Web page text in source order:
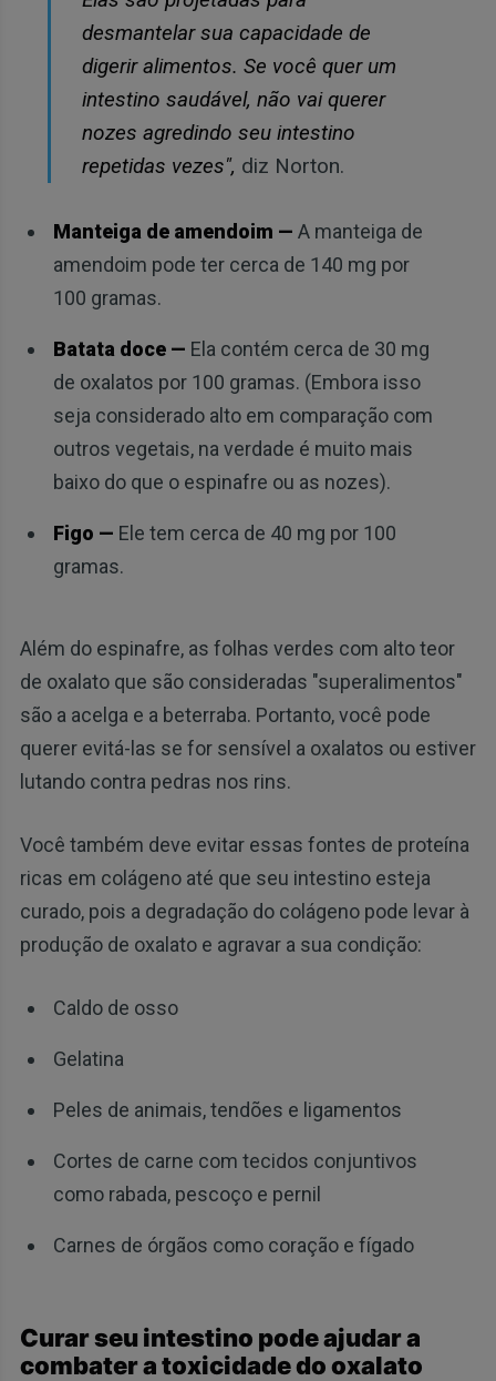
desmantelar sua capacidade de
digerir alimentos. Se você quer um
intestino saudável, não vai querer
nozes agredindo seu intestino
repetidas vezes", diz Norton.
Manteiga de amendoim — A manteiga de
amendoim pode ter cerca de 140 mg por
100 gramas.
Batata doce — Ela contém cerca de 30 mg
de oxalatos por 100 gramas. (Embora isso
seja considerado alto em comparação com
outros vegetais, na verdade é muito mais
baixo do que o espinafre ou as nozes).
Figo — Ele tem cerca de 40 mg por 100
gramas.
Além do espinafre, as folhas verdes com alto teor
de oxalato que são consideradas "superalimentos"
são a acelga e a beterraba. Portanto, você pode
querer evitá-las se for sensível a oxalatos ou estiver
lutando contra pedras nos rins.
Você também deve evitar essas fontes de proteína
ricas em colágeno até que seu intestino esteja
curado, pois a degradação do colágeno pode levar à
produção de oxalato e agravar a sua condição:
Caldo de osso
Gelatina
Peles de animais, tendões e ligamentos
Cortes de carne com tecidos conjuntivos
como rabada, pescoço e pernil
Carnes de órgãos como coração e fígado
Curar seu intestino pode ajudar a
combater a toxicidade do oxalato